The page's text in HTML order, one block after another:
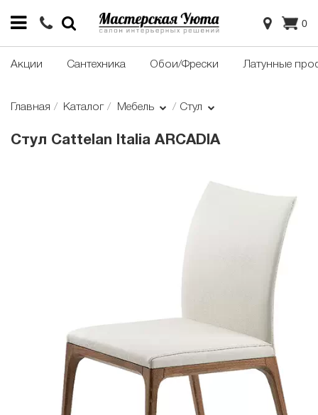
0
Акции Сантехника Обои/Фрески Латунные
Главная Каталог Мебель Стул
Стул Cattelan Italia ARCADIA